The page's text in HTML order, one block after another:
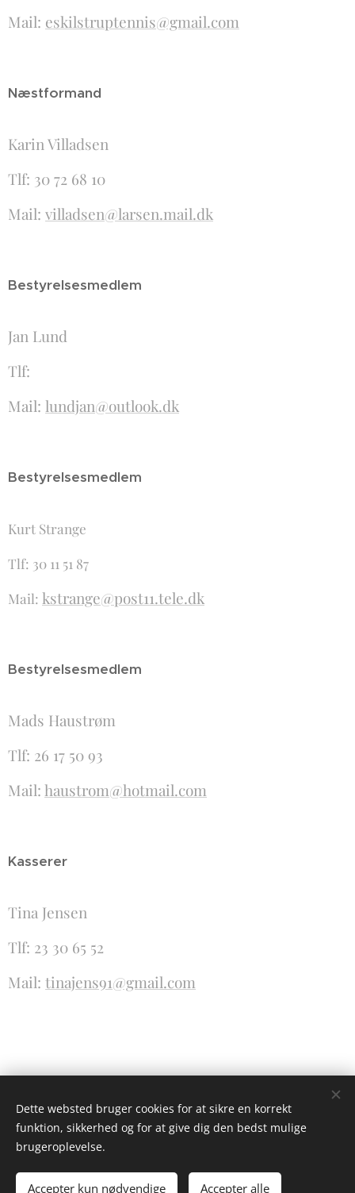
Mail: eskilstruptennis@gmail.com
Næstformand
Karin Villadsen
Tlf: 30 72 68 10
Mail: villadsen@larsen.mail.dk
Bestyrelsesmedlem
Jan Lund
Tlf:
Mail: lundjan@outlook.dk
Bestyrelsesmedlem
Kurt Strange
Tlf: 30 11 51 87
Mail: kstrange@post11.tele.dk
Bestyrelsesmedlem
Mads Haustrøm
Tlf: 26 17 50 93
Mail:haustrom@hotmail.com
Kasserer
Tina Jensen
Tlf: 23 30 65 52
Mail: tinajens91@gmail.com
© 2025Eskilstrup Tennisklub.
Alle rettigheder forbeholdes.
Dette websted bruger cookies for at sikre en korrekt
funktion, sikkerhed og for at give dig den bedst mulige
brugeroplevelse.
Accepter kun nødvendige Accepter alle